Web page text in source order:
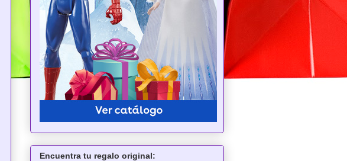
Encuentra tu regalo original: